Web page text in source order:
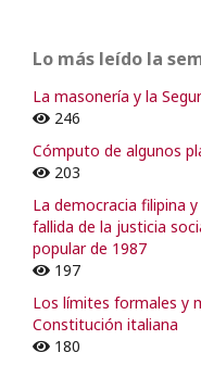
Lo más leído la
La masonería y la
246
Cómputo de algunos
203
La democracia filipina
fallida de la justicia
popular de 1987
197
Los límites formales y
Constitución italiana
180